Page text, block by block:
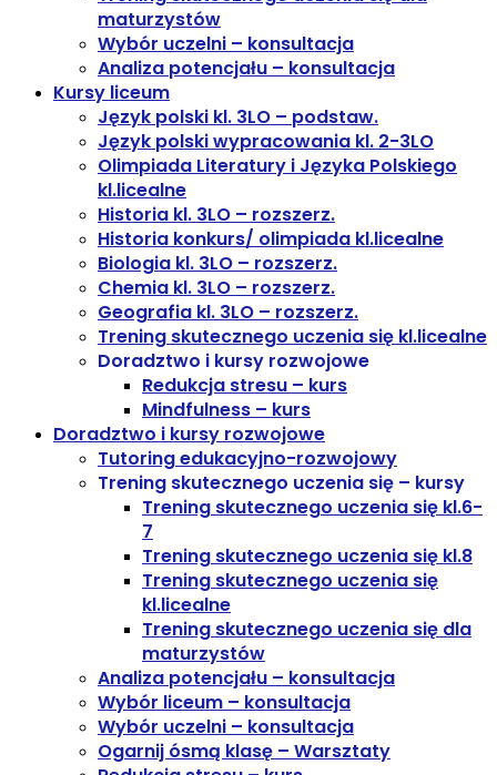
maturzystów
Wybór uczelni – konsultacja
Analiza potencjału – konsultacja
Kursy liceum
Język polski kl. 3LO – podstaw.
Język polski wypracowania kl. 2-3LO
Olimpiada Literatury i Języka Polskiego
kl.licealne
Historia kl. 3LO – rozszerz.
Historia konkurs/ olimpiada kl.licealne
Biologia kl. 3LO – rozszerz.
Chemia kl. 3LO – rozszerz.
Geografia kl. 3LO – rozszerz.
Trening skutecznego uczenia się kl.licealne
Doradztwo i kursy rozwojowe
Redukcja stresu – kurs
Mindfulness – kurs
Doradztwo i kursy rozwojowe
Tutoring edukacyjno-rozwojowy
Trening skutecznego uczenia się – kursy
Trening skutecznego uczenia się kl.6-
7
Trening skutecznego uczenia się kl.8
Trening skutecznego uczenia się
kl.licealne
Trening skutecznego uczenia się dla
maturzystów
Analiza potencjału – konsultacja
Wybór liceum – konsultacja
Wybór uczelni – konsultacja
Ogarnij ósmą klasę – Warsztaty